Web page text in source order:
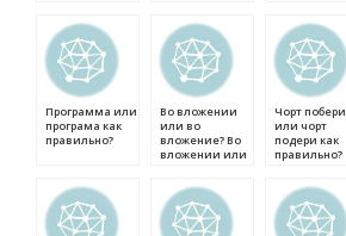
Программа или
програма как
правильно?
Во вложении
или во
вложение? Во
вложении или
правильно?
Чорт побери
или чорт
подери как
правильно?